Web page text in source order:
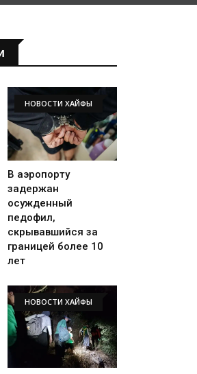
НОВОСТИ ХАЙФЫ
В аэропорту
задержан
осужденный
педофил,
скрывавшийся за
границей более 10
лет
НОВОСТИ ХАЙФЫ